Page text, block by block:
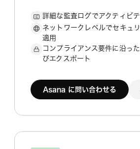
詳細な監査ログでアクティビ
ネットワークレベルでセキュ
適用
コンプライアンス要件に沿っ
びエクスポート
Asana に問い合わせる